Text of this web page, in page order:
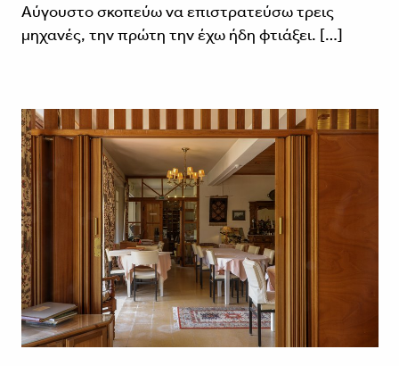
Αύγουστο σκοπεύω να επιστρατεύσω τρεις
μηχανές, την πρώτη την έχω ήδη φτιάξει. […]